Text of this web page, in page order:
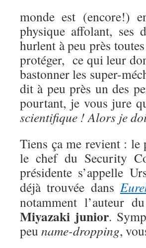
monde est (encore!)
physique affolant, ses
hurlent à peu près
protéger, ce qui leur
bastonner les super-
dit à peu près un des
pourtant, je vous jure
scientifique ! Alors je
Tiens ça me revient : le
le chef du Security
présidente s’appelle
déjà trouvée dans
notamment l’auteur
Miyazaki junior.
peu name-dropping,